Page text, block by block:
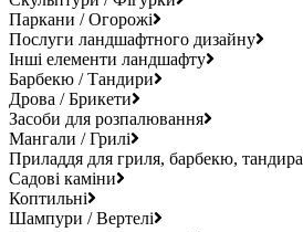
Паркани / Огорожі
Послуги ландшафтного дизайну
Інші елементи ландшафту
Барбекю / Тандири
Дрова / Брикети
Засоби для розпалювання
Мангали / Грилі
Приладдя для гриля, барбекю, тандира
Садові каміни
Коптильні
Шампури / Вертелі